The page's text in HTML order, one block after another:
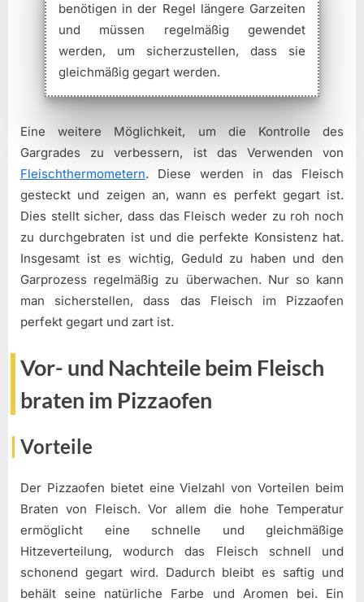
benötigen in der Regel längere Garzeiten
und müssen regelmäßig gewendet
werden, um sicherzustellen, dass sie
gleichmäßig gegart werden.
Eine weitere Möglichkeit, um die Kontrolle des
Gargrades zu verbessern, ist das Verwenden von
Fleischthermometern. Diese werden in das Fleisch
gesteckt und zeigen an, wann es perfekt gegart ist.
Dies stellt sicher, dass das Fleisch weder zu roh noch
zu durchgebraten ist und die perfekte Konsistenz hat.
Insgesamt ist es wichtig, Geduld zu haben und den
Garprozess regelmäßig zu überwachen. Nur so kann
man sicherstellen, dass das Fleisch im Pizzaofen
perfekt gegart und zart ist.
Vor- und Nachteile beim Fleisch
braten im Pizzaofen
Vorteile
Der Pizzaofen bietet eine Vielzahl von Vorteilen beim
Braten von Fleisch. Vor allem die hohe Temperatur
ermöglicht eine schnelle und gleichmäßige
Hitzeverteilung, wodurch das Fleisch schnell und
schonend gegart wird. Dadurch bleibt es saftig und
behält seine natürliche Farbe und Aromen bei. Ein